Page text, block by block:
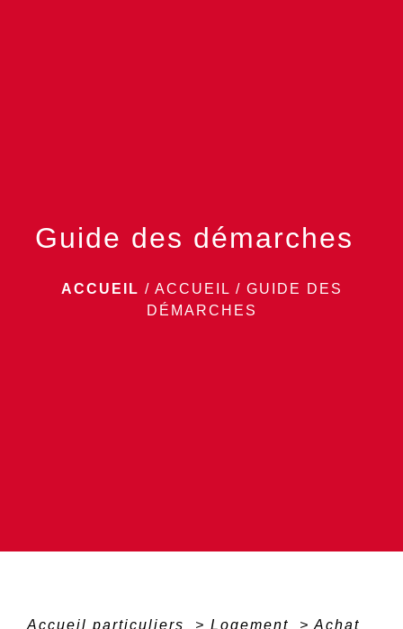
Guide des démarches
ACCUEIL / ACCUEIL / GUIDE DES
DÉMARCHES
Accueil particuliers > Logement > Achat